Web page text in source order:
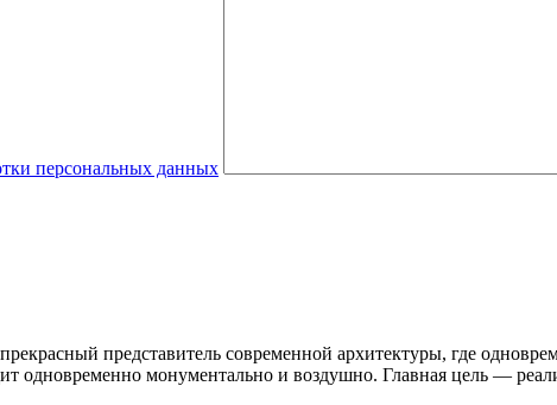
персональных данных
представитель современной архитектуры, где
одновременно монументально и воздушно. Главная цель —